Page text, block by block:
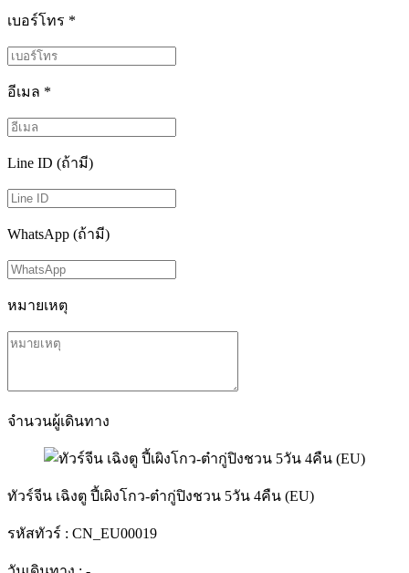
เบอร์โทร *
อีเมล *
Line ID (ถ้ามี)
WhatsApp (ถ้ามี)
หมายเหตุ
จำนวนผู้เดินทาง
ทัวร์จีน เฉิงตู ปี้เผิงโกว-ต๋ากู่ปิงชวน 5วัน 4คืน (EU)
รหัสทัวร์ : CN_EU00019